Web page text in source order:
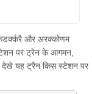
और अरक्कोणम
पर ट्रेन के आगमन,
देखे यह ट्रैन किस स्टेशन पर